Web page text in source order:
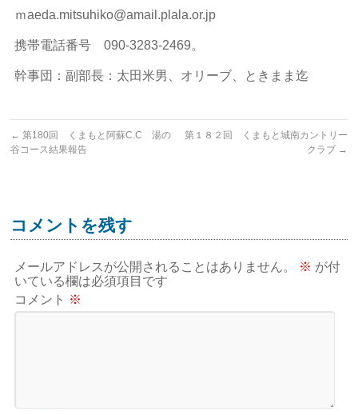
ｍaeda.mitsuhiko@amail.plala.or.jp
携帯電話番号 090-3283-2469。
幹事団：副部長：太田米男、オリーブ、ときまま迄
← 第180回 くまもと阿蘇C.C 湯の
谷コース結果報告
第１８２回 くまもと城南カントリー
クラブ →
コメントを残す
メールアドレスが公開されることはありません。 ※ が付
いている欄は必須項目です
コメント ※